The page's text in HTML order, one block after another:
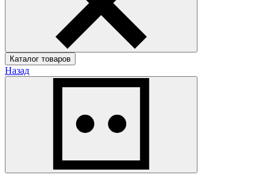
Каталог товаров
Назад